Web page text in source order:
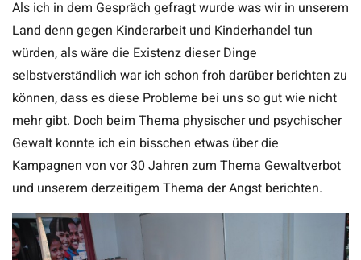
Als ich in dem Gespräch gefragt wurde was wir in unserem
Land denn gegen Kinderarbeit und Kinderhandel tun
würden, als wäre die Existenz dieser Dinge
selbstverständlich war ich schon froh darüber berichten zu
können, dass es diese Probleme bei uns so gut wie nicht
mehr gibt. Doch beim Thema physischer und psychischer
Gewalt konnte ich ein bisschen etwas über die
Kampagnen von vor 30 Jahren zum Thema Gewaltverbot
und unserem derzeitigem Thema der Angst berichten.